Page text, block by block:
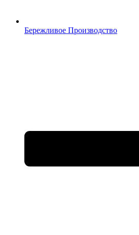
Бережливое Производство